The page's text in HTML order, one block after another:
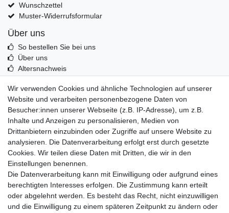
Wunschzettel
Muster-Widerrufsformular
Über uns
So bestellen Sie bei uns
Über uns
Altersnachweis
Echtheit von Kundenbewertungen
Messer Info Forum
Messer schärfen
Messerhersteller
Stahltabelle
Stahlarten
Rockwell Härte
Messerarten
Klingenformen
Holzarten
Wir verwenden Cookies und ähnliche Technologien auf unserer
Website und verarbeiten personenbezogene Daten von
Besucher:innen unserer Webseite (z.B. IP-Adresse), um z.B.
Inhalte und Anzeigen zu personalisieren, Medien von
Drittanbietern einzubinden oder Zugriffe auf unsere Website zu
analysieren. Die Datenverarbeitung erfolgt erst durch gesetzte
Cookies. Wir teilen diese Daten mit Dritten, die wir in den
Einstellungen benennen.
Die Datenverarbeitung kann mit Einwilligung oder aufgrund eines
berechtigten Interesses erfolgen. Die Zustimmung kann erteilt
oder abgelehnt werden. Es besteht das Recht, nicht einzuwilligen
und die Einwilligung zu einem späteren Zeitpunkt zu ändern oder